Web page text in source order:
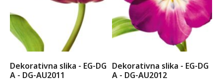
Dekorativna slika - EG-DG
A - DG-AU2011
Dekorativna slika - EG-DG
A - DG-AU2012